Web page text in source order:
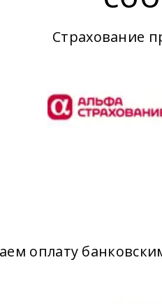
Страхование
оплату